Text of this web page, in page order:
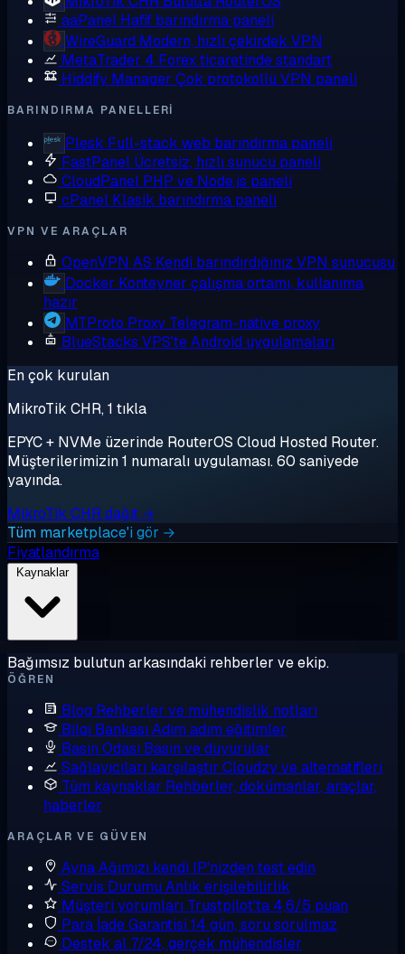
aaPanel Hafif barındırma paneli
WireGuard Modern, hızlı çekirdek VPN
MetaTrader 4 Forex ticaretinde standart
Hiddify Manager Çok protokollü VPN paneli
BARINDIRMA PANELLERI
Plesk Full-stack web barındırma paneli
FastPanel Ücretsiz, hızlı sunucu paneli
CloudPanel PHP ve Node.js paneli
cPanel Klasik barındırma paneli
VPN VE ARAÇLAR
OpenVPN AS Kendi barındırdığınız VPN sunucusu
Docker Konteyner çalışma ortamı, kullanıma
hazır
MTProto Proxy Telegram-native proxy
BlueStacks VPS'te Android uygulamaları
En çok kurulan
MikroTik CHR, 1 tıkla
EPYC + NVMe üzerinde RouterOS Cloud Hosted Router.
Müşterilerimizin 1 numaralı uygulaması. 60 saniyede
yayında.
MikroTik CHR dağıt →
Tüm marketplace'i gör →
Fiyatlandırma
Kaynaklar
Bağımsız bulutun arkasındaki rehberler ve ekip.
ÖĞREN
Blog Rehberler ve mühendislik notları
Bilgi Bankası Adım adım eğitimler
Basın Odası Basın ve duyurular
Sağlayıcıları karşılaştır Cloudzy ve alternatifleri
Tüm kaynaklar Rehberler, dokümanlar, araçlar,
haberler
ARAÇLAR VE GÜVEN
AynaAğımızı kendi IP'nizden test edin
Servis Durumu Anlık erişilebilirlik
Müşteri yorumları Trustpilot'ta 4,6/5 puan
Para İade Garantisi 14 gün, soru sorulmaz
Destek al 7/24, gerçek mühendisler